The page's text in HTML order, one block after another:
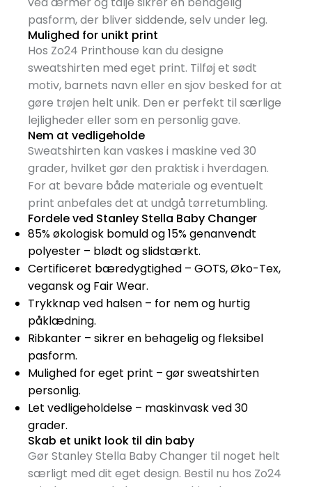
pasform, der bliver siddende, selv under leg.
Mulighed for unikt print
Hos Zo24 Printhouse kan du designe
sweatshirten med eget print. Tilføj et sødt
motiv, barnets navn eller en sjov besked for at
gøre trøjen helt unik. Den er perfekt til særlige
lejligheder eller som en personlig gave.
Nem at vedligeholde
Sweatshirten kan vaskes i maskine ved 30
grader, hvilket gør den praktisk i hverdagen.
For at bevare både materiale og eventuelt
print anbefales det at undgå tørretumbling.
Fordele ved Stanley Stella Baby Changer
85% økologisk bomuld og 15% genanvendt
polyester – blødt og slidstærkt.
Certificeret bæredygtighed – GOTS, Øko-Tex,
vegansk og Fair Wear.
Trykknap ved halsen – for nem og hurtig
påklædning.
Ribkanter – sikrer en behagelig og fleksibel
pasform.
Mulighed for eget print – gør sweatshirten
personlig.
Let vedligeholdelse – maskinvask ved 30
grader.
Skab et unikt look til din baby
Gør Stanley Stella Baby Changer til noget helt
særligt med dit eget design. Bestil nu hos Zo24